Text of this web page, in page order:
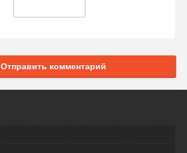
Отправить комментарий